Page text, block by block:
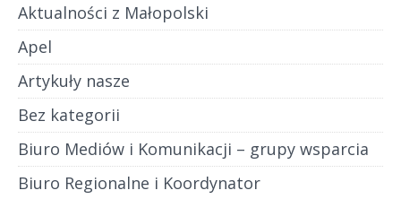
Aktualności z Małopolski
Apel
Artykuły nasze
Bez kategorii
Biuro Mediów i Komunikacji – grupy wsparcia
Biuro Regionalne i Koordynator